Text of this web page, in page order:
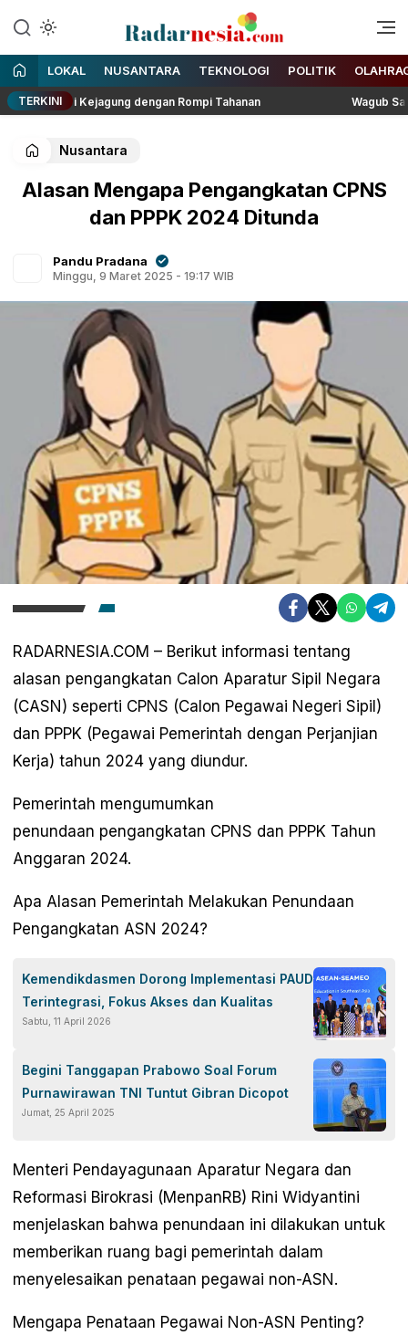
Radarnesia
Enak Dibaca
LOKAL NUSANTARA TEKNOLOGI POLITIK
TERKINI
di Kejagung dengan Rompi Tahanan Wagub Sani
Nusantara
Alasan Mengapa Pengangkatan CPNS
dan PPPK 2024 Ditunda
Pandu Pradana
Minggu, 9 Maret 2025 - 19:17 WIB
RADARNESIA.COM – Berikut informasi tentang
alasan pengangkatan Calon Aparatur Sipil Negara
(CASN) seperti CPNS (Calon Pegawai Negeri Sipil)
dan PPPK (Pegawai Pemerintah dengan Perjanjian
Kerja) tahun 2024 yang diundur.
Pemerintah mengumumkan
penundaan pengangkatan CPNS dan PPPK Tahun
Anggaran 2024.
Apa Alasan Pemerintah Melakukan Penundaan
Pengangkatan ASN 2024?
Kemendikdasmen Dorong Implementasi PAUD
Terintegrasi, Fokus Akses dan Kualitas
Sabtu, 11 April 2026
Begini Tanggapan Prabowo Soal Forum
Purnawirawan TNI Tuntut Gibran Dicopot
Jumat, 25 April 2025
Menteri Pendayagunaan Aparatur Negara dan
Reformasi Birokrasi (MenpanRB) Rini Widyantini
menjelaskan bahwa penundaan ini dilakukan untuk
memberikan ruang bagi pemerintah dalam
menyelesaikan penataan pegawai non-ASN.
Mengapa Penataan Pegawai Non-ASN Penting?